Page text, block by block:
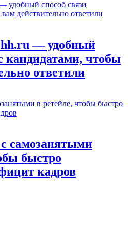
hh.ru — удобный
кандидатами, чтобы
ответили
самозанятыми
быстро
кадров